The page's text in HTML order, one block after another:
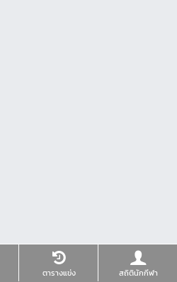
ตารางแข่ง สถิตินักกีฬา